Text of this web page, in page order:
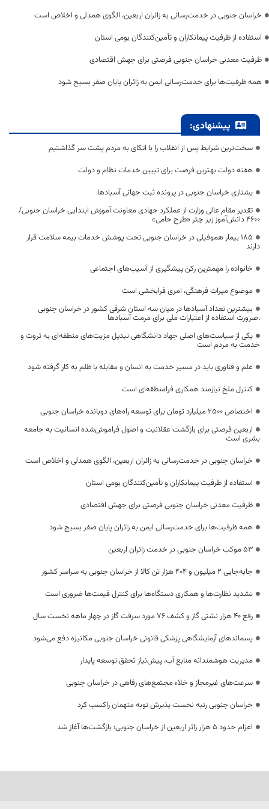
خراسان جنوبی در خدمت‌رسانی به زائران اربعین، الگوی همدلی و اخلاص است
استفاده از ظرفیت پیمانکاران و تأمین‌کنندگان بومی استان
ظرفیت معدنی خراسان جنوبی فرصتی برای جهش اقتصادی
همه ظرفیت‌ها برای خدمت‌رسانی ایمن به زائران پایان صفر بسیج شود
پیشنهادی:
سخت‌ترین شرایط پس از انقلاب را با اتکای به مردم پشت سر گذاشتیم
هفته دولت بهترین فرصت برای تبیین خدمات نظام و دولت
یشتازی خراسان جنوبی در پرونده ثبت جهانی آسبادها
تقدیر مقام عالی وزارت از عملکرد جهادی معاونت آموزش ابتدایی خراسان جنوبی/
۴۶۰۰ دانش‌آموز زیر چتر «طرح حامی»
۱۸۵ بیمار هموفیلی در خراسان جنوبی تحت پوشش خدمات بیمه سلامت قرار
دارند
خانواده را مهمترین رکن پیشگیری از آسیب‌های اجتماعی
موضوع میراث فرهنگی، امری فرابخشی است
بیشترین تعداد آسبادها در میان سه استان شرقی کشور در خراسان جنوبی
،ضرورت استفاده از اعتبارات ملی برای مرمت آسبادها
یکی از سیاست‌های اصلی جهاد دانشگاهی تبدیل مزیت‌های منطقه‌ای به ثروت و
خدمت به مردم است
علم و فناوری باید در مسیر خدمت به انسان و مقابله با ظلم به کار گرفته شود
کنترل ملخ نیازمند همکاری فرامنطقه‌ای است
اختصاص 2500 میلیارد تومان برای توسعه راه‌های دوبانده خراسان جنوبی
اربعین فرصتی برای بازگشت عقلانیت و اصول فراموش‌شده انسانیت به جامعه
بشری است
خراسان جنوبی در خدمت‌رسانی به زائران اربعین، الگوی همدلی و اخلاص است
استفاده از ظرفیت پیمانکاران و تأمین‌کنندگان بومی استان
ظرفیت معدنی خراسان جنوبی فرصتی برای جهش اقتصادی
همه ظرفیت‌ها برای خدمت‌رسانی ایمن به زائران پایان صفر بسیج شود
53 موکب خراسان جنوبی در خدمت زائران اربعین
جابه‌جایی 2 میلیون و 404 هزار تن کالا از خراسان جنوبی به سراسر کشور
تشدید نظارت‌ها و همکاری دستگاه‌ها برای کنترل قیمت‌ها ضروری است
رفع 40 هزار نشتی گاز و کشف 76 مورد سرقت گاز در چهار ماهه نخست سال
پسماندهای آزمایشگاهی پزشکی قانونی خراسان جنوبی مکانیزه دفع می‌شود
مدیریت هوشمندانه منابع آب، پیش‌نیاز تحقق توسعه پایدار
سرعت‌های غیرمجاز و خلاء مجتمع‌های رفاهی در خراسان جنوبی
خراسان جنوبی رتبه نخست پذیرش توبه متهمان راکسب کرد
اعزام حدود 5 هزار زائر اربعین از خراسان جنوبی؛ بازگشت‌ها آغاز شد